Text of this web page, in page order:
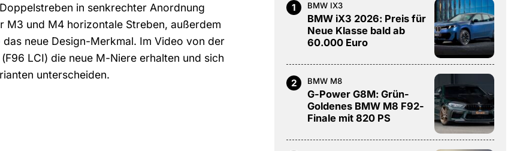
in senkrechter Anordnung
M3 und M4 horizontale Streben, außerdem
das neue Design-Merkmal. Im Video von der
LCI) die neue M-Niere erhalten und sich
unterscheiden.
1 BMW IX3
BMW iX3 2026: Preis für
Neue Klasse bald ab
60.000 Euro
2 BMW M8
G-Power G8M: Grün-
Goldenes BMW M8 F92-
Finale mit 820 PS